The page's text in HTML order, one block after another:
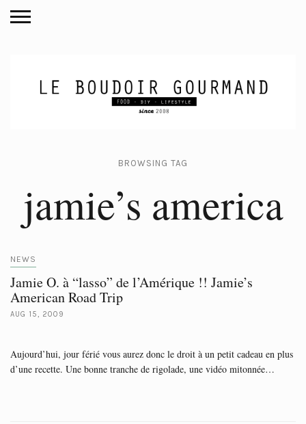
BROWSING TAG
jamie’s america
NEWS
Jamie O. à “lasso” de l’Amérique !! Jamie’s
American Road Trip
AUG 15, 2009
Aujourd’hui, jour férié vous aurez donc le droit à un petit cadeau en plus
d’une recette. Une bonne tranche de rigolade, une vidéo mitonnée…